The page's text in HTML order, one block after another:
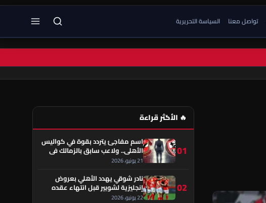
تواصل معنا السياسة التحريرية
🔥 الأكثر قراءة
01
اسم مفاجئ يتردد بقوة في كواليس
الأهلي.. ولاعب سابق بالزمالك في
قلب الحكاية!
21 يونيو، 2026
02
نادر شوقي يهدد الأهلي بعروض
إنجليزية لشوبير قبل انتهاء عقده
22 يونيو، 2026